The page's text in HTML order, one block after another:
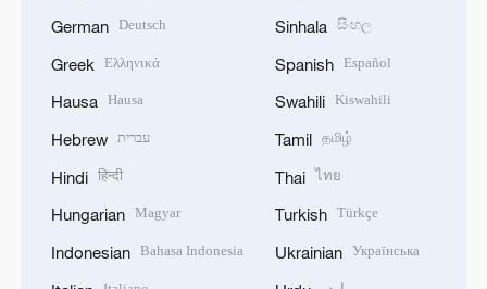
German Deutsch
Greek Ελληνικά
Hausa Hausa
Hebrew עברית
Hindi हिन्दी
Hungarian Magyar
Indonesian Bahasa Indonesia
Sinhala සිංහල
Spanish Español
Swahili Kiswahili
Tamil தமிழ்
Thai ไทย
Turkish Türkçe
Ukrainian Українська